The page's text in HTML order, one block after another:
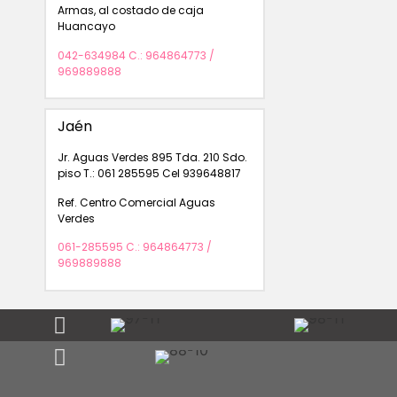
Armas, al costado de caja
Huancayo
042-634984 C.: 964864773 /
969889888
Jaén
Jr. Aguas Verdes 895 Tda. 210 Sdo.
piso T.: 061 285595 Cel 939648817
Ref. Centro Comercial Aguas
Verdes
061-285595 C.: 964864773 /
969889888